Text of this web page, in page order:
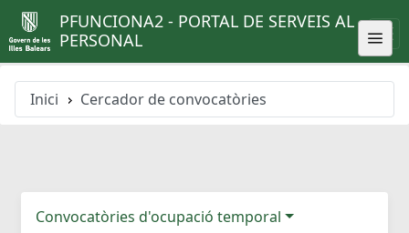
PFUNCIONA2 - PORTAL DE SERVEIS AL
PERSONAL
Inici Cercador de convocatòries
Convocatòries d'ocupació temporal